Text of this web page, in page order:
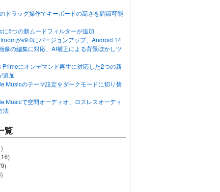
ドラッグ操作でキーボードの高さを調節可能
に5つの新ムードフィルターが追加
がv9.0にバージョンアップ、Android 14
像の編集に対応、AI補正による背景ぼかしツ
Primeにオンデマンド再生に対応した2つの新
追加
Musicのテーマ設定をダークモードに切り替
Musicで空間オーディオ、ロスレスオーディ
法
覧